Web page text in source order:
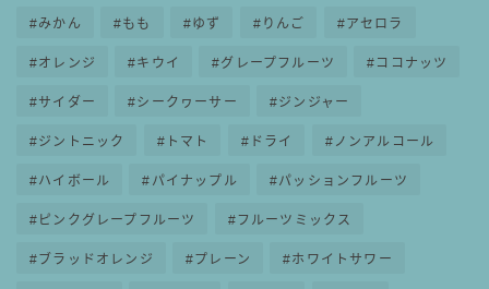
みかん もも ゆず りんご アセロラ
オレンジ キウイ グレープフルーツ ココナッツ
サイダー シークヮーサー ジンジャー
ジントニック トマト ドライ ノンアルコール
ハイボール パイナップル パッションフルーツ
ピンクグレープフルーツ フルーツミックス
ブラッドオレンジ プレーン ホワイトサワー